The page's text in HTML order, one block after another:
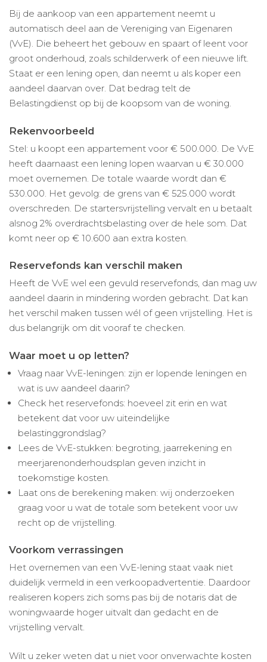
Bij de aankoop van een appartement neemt u
automatisch deel aan de Vereniging van Eigenaren
(VvE). Die beheert het gebouw en spaart of leent voor
groot onderhoud, zoals schilderwerk of een nieuwe lift.
Staat er een lening open, dan neemt u als koper een
aandeel daarvan over. Dat bedrag telt de
Belastingdienst op bij de koopsom van de woning.
Rekenvoorbeeld
Stel: u koopt een appartement voor € 500.000. De VvE
heeft daarnaast een lening lopen waarvan u € 30.000
moet overnemen. De totale waarde wordt dan €
530.000. Het gevolg: de grens van € 525.000 wordt
overschreden. De startersvrijstelling vervalt en u betaalt
alsnog 2% overdrachtsbelasting over de hele som. Dat
komt neer op € 10.600 aan extra kosten.
Reservefonds kan verschil maken
Heeft de VvE wel een gevuld reservefonds, dan mag uw
aandeel daarin in mindering worden gebracht. Dat kan
het verschil maken tussen wél of geen vrijstelling. Het is
dus belangrijk om dit vooraf te checken.
Waar moet u op letten?
Vraag naar VvE-leningen: zijn er lopende leningen en
wat is uw aandeel daarin?
Check het reservefonds: hoeveel zit erin en wat
betekent dat voor uw uiteindelijke
belastinggrondslag?
Lees de VvE-stukken: begroting, jaarrekening en
meerjarenonderhoudsplan geven inzicht in
toekomstige kosten.
Laat ons de berekening maken: wij onderzoeken
graag voor u wat de totale som betekent voor uw
recht op de vrijstelling.
Voorkom verrassingen
Het overnemen van een VvE-lening staat vaak niet
duidelijk vermeld in een verkoopadvertentie. Daardoor
realiseren kopers zich soms pas bij de notaris dat de
woningwaarde hoger uitvalt dan gedacht en de
vrijstelling vervalt.
Wilt u zeker weten dat u niet voor onverwachte kosten